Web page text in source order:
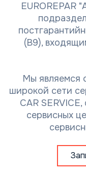
EUROREPAR
(B9),
Мы являемся
широкой сети
CAR
сервисных